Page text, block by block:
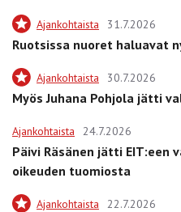
Ajankohtaista 31.7.2026
Ruotsissa nuoret haluavat
Ajankohtaista 30.7.2026
Myös Juhana Pohjola jätti
Ajankohtaista 24.7.2026
Päivi Räsänen jätti EIT:een
oikeuden tuomiosta
Ajankohtaista 22.7.2026